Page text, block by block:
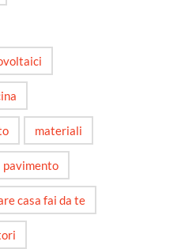
materiali
pavimento
casa fai da te